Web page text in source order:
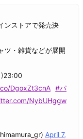
ンストアで発売決
ツ・雑貨などが展開
)23:00
DgoxZt3cnA #パ
NybUHggw
April 7,